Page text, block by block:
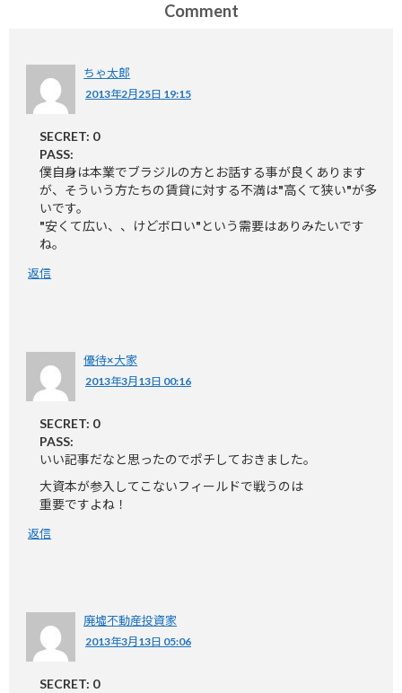
Comment
ちゃ太郎
2013年2月25日 19:15
SECRET: 0
PASS:
僕自身は本業でブラジルの方とお話する事が良くあります
が、そういう方たちの賃貸に対する不満は"高くて狭い"が多
いです。
"安くて広い、、けどボロい"という需要はありみたいです
ね。
返信
優待×大家
2013年3月13日 00:16
SECRET: 0
PASS:
いい記事だなと思ったのでポチしておきました。
大資本が参入してこないフィールドで戦うのは
重要ですよね！
返信
廃墟不動産投資家
2013年3月13日 05:06
SECRET: 0